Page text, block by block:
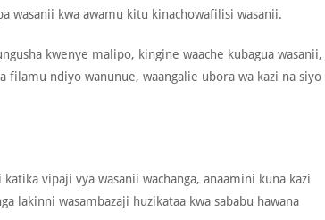
wasanii kwa awamu kitu kinachowafilisi wasanii.
kwenye malipo, kingine waache kubagua wasanii,
filamu ndiyo wanunue, waangalie ubora wa kazi na siyo
vipaji vya wasanii wachanga, anaamini kuna kazi
lakinni wasambazaji huzikataa kwa sababu hawana